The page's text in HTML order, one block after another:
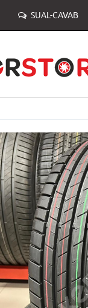
SUAL-CAVAB